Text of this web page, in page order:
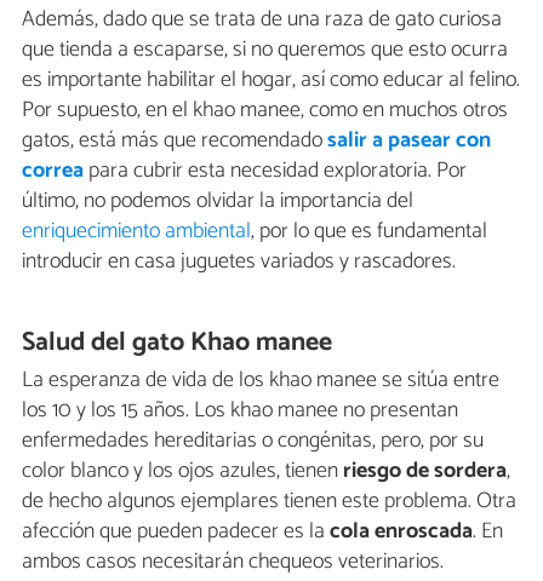
Además, dado que se trata de una raza de gato curiosa
que tienda a escaparse, si no queremos que esto ocurra
es importante habilitar el hogar, así como educar al felino.
Por supuesto, en el khao manee, como en muchos otros
gatos, está más que recomendadosalir a pasear con
correapara cubrir esta necesidad exploratoria. Por
último, no podemos olvidar la importancia del
enriquecimiento ambiental, por lo que es fundamental
introducir en casa juguetes variados y rascadores.
Salud del gato Khao manee
La esperanza de vida de los khao manee se sitúa entre
los 10 y los 15 años. Los khao manee no presentan
enfermedades hereditarias o congénitas, pero, por su
color blanco y los ojos azules, tienenriesgo de sordera,
de hecho algunos ejemplares tienen este problema. Otra
afección que pueden padecer es lacola enroscada. En
ambos casos necesitarán chequeos veterinarios.